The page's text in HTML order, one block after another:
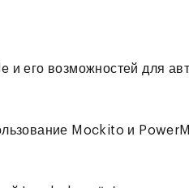
и его возможностей для
Mockito и